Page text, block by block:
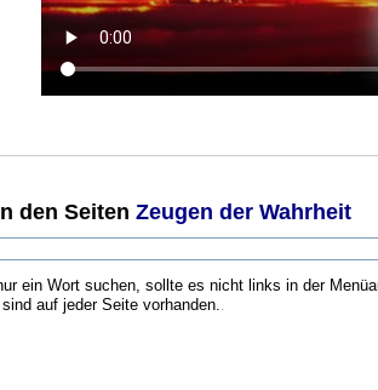
den Seiten Zeugen der Wahrheit
ein Wort suchen, sollte es nicht links in der
auf jeder Seite vorhanden..